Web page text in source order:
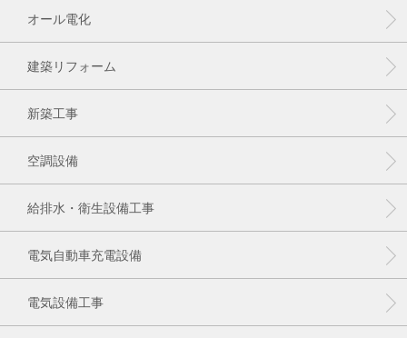
オール電化
建築リフォーム
新築工事
空調設備
給排水・衛生設備工事
電気自動車充電設備
電気設備工事